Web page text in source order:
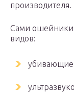
производителя.
Сами ошейники
видов:
убивающие